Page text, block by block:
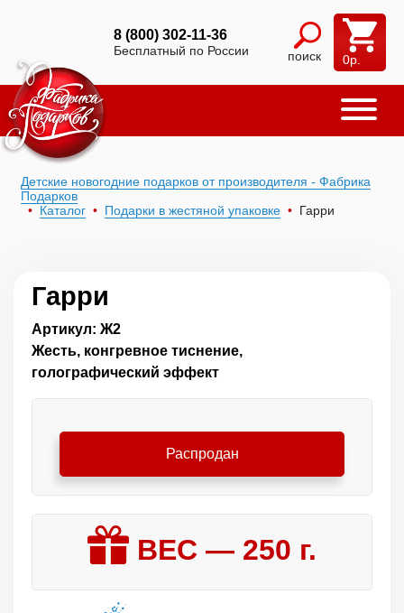
8 (800) 302-11-36
Бесплатный по России поиск 0р.
Детские новогодние подарков от производителя - Фабрика
Подарков
Каталог
Подарки в жестяной упаковке Гарри
Гарри
Артикул: Ж2
Жесть, конгревное тиснение,
голографический эффект
Распродан
ВЕС — 250 г.